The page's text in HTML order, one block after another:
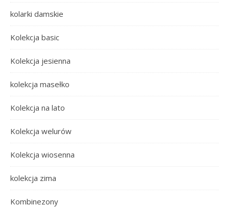
kolarki damskie
Kolekcja basic
Kolekcja jesienna
kolekcja masełko
Kolekcja na lato
Kolekcja welurów
Kolekcja wiosenna
kolekcja zima
Kombinezony